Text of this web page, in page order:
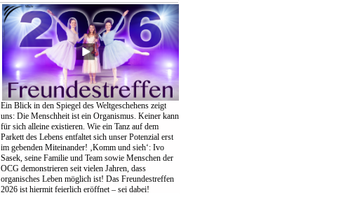
Ein Blick in den Spiegel des Weltgeschehens zeigt
uns: Die Menschheit ist ein Organismus. Keiner kann
für sich alleine existieren. Wie ein Tanz auf dem
Parkett des Lebens entfaltet sich unser Potenzial erst
im gebenden Miteinander! ‚Komm und sieh‘: Ivo
Sasek, seine Familie und Team sowie Menschen der
OCG demonstrieren seit vielen Jahren, dass
organisches Leben möglich ist! Das Freundestreffen
2026 ist hiermit feierlich eröffnet – sei dabei!